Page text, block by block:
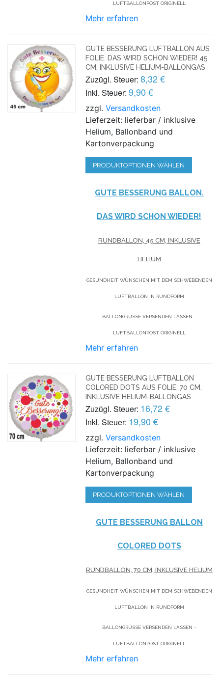
UFTBALLONPOST ORIGINELL
Mehr erfahren
GUTE BESSERUNG LUFTBALLON AUS
FOLIE. DAS WIRD SCHON WIEDER! 45
CM, INKLUSIVE HELIUM-BALLONGAS
Zuzügl. Steuer: 8,32 €
Inkl. Steuer: 9,90 €
zzgl.Versandkosten
Lieferzeit: lieferbar / inklusive
Helium, Ballonband und
Kartonverpackung
PRODUKTOPTIONEN WÄHLEN
GUTE BESSERUNG BALLON.
DAS WIRD SCHON WIEDER!
RUNDBALLON, 45 CM, INKLUSIVE
HELIUM
GESUNDHEIT WÜNSCHEN MIT DEM SCHWEBENDEN
LUFTBALLON IN RUNDFORM
BALLONGRÜSSE VERSENDEN LASSEN - L
UFTBALLONPOST ORIGINELL
Mehr erfahren
GUTE BESSERUNG LUFTBALLON
COLORED DOTS AUS FOLIE, 70 CM,
INKLUSIVE HELIUM-BALLONGAS
Zuzügl. Steuer: 16,72 €
Inkl. Steuer: 19,90 €
zzgl.Versandkosten
Lieferzeit: lieferbar / inklusive
Helium, Ballonband und
Kartonverpackung
PRODUKTOPTIONEN WÄHLEN
GUTE BESSERUNG BALLON
COLORED DOTS
RUNDBALLON, 70 CM, INKLUSIVE HELIUM
GESUNDHEIT WÜNSCHEN MIT DEM SCHWEBENDEN
LUFTBALLON IN RUNDFORM
BALLONGRÜSSE VERSENDEN LASSEN - L
UFTBALLONPOST ORIGINELL
Mehr erfahren